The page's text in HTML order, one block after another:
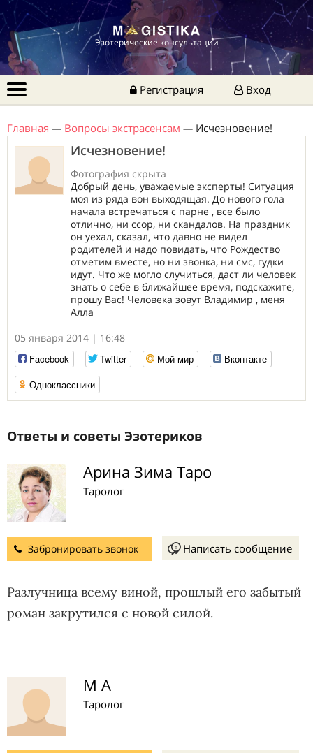
Эзотерические консультации
Регистрация Вход
Главная — Вопросы экстрасенсам — Исчезновение!
Исчезновение!
Фотография скрыта
Добрый день, уважаемые эксперты! Ситуация
моя из ряда вон выходящая. До нового гола
начала встречаться с парне , все было
отлично, ни ссор, ни скандалов. На праздник
он уехал, сказал, что давно не видел
родителей и надо повидать, что Рождество
отметим вместе, но ни звонка, ни смс, гудки
идут. Что же могло случиться, даст ли человек
знать о себе в ближайшее время, подскажите,
прошу Вас! Человека зовут Владимир , меня
Алла
05 января 2014 | 16:48
Facebook
Twitter Мой мир
Вконтакте
Одноклассники
Ответы и советы Эзотериков
Арина Зима Таро
Таролог
Забронировать звонок Написать сообщение
Разлучница всему виной, прошлый его забытый
роман закрутился с новой силой.
М А
Таролог